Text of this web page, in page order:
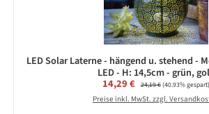
LED Solar Laterne - hängend u. stehend -
LED - H: 14,5cm - grün,
Verkaufspreis:
14,29 € Regulärer Preis:
24,19 €(40.93% gespart)
Preise inkl. MwSt. zzgl.